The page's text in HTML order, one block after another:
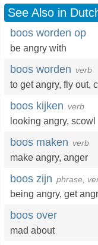
See Also in
boos worden op
be angry with
boos worden verb
to get angry, fly out,
boos kijken verb
looking angry, scowl
boos maken verb
make angry, anger
boos zijn phrase,
being angry, get
boos over
mad about